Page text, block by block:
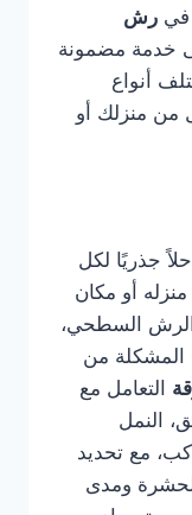
في رش
خدمة مضمونة
أنواع
من منزلك أو
حلاً جذريًا لكل
أو مكان
الرش السطحي،
المشكلة من
التعامل مع
النمل
مع تحديد
ومدى